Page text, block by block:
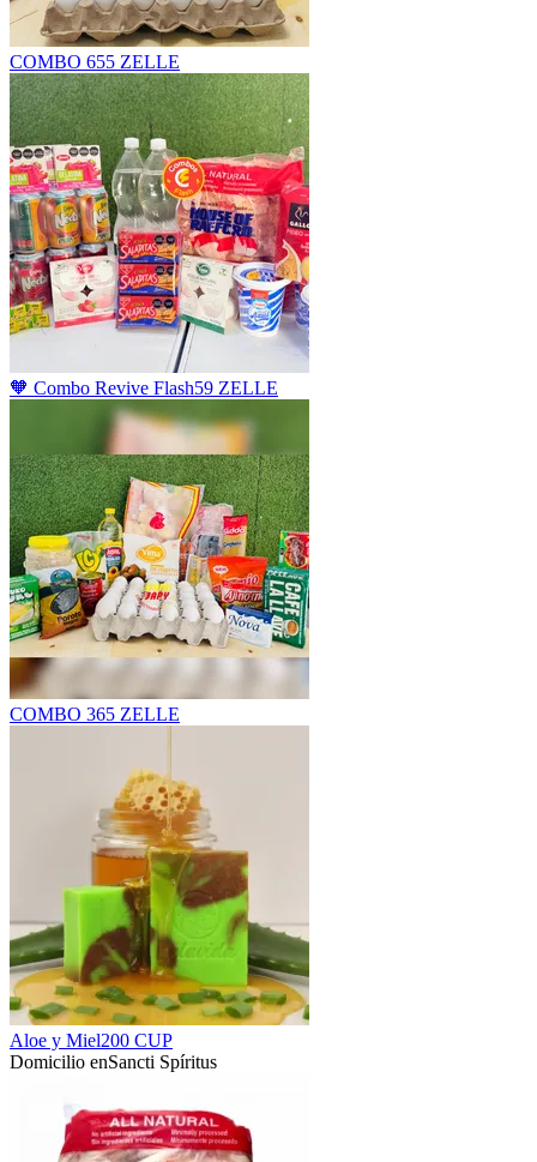
COMBO 655 ZELLE
🧡 Combo Revive Flash59 ZELLE
COMBO 365 ZELLE
Aloe y Miel200 CUP
Domicilio enSancti Spíritus